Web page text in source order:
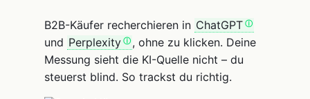
B2B-Käufer recherchieren in ChatGPT
und Perplexity
, ohne zu klicken. Deine
Messung sieht die KI-Quelle nicht – du
steuerst blind. So trackst du richtig.